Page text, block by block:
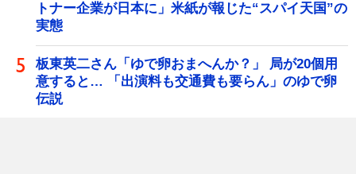
トナー企業が日本に」米紙が報じた“スパイ天国”の
実態
板東英二さん「ゆで卵おまへんか？」 局が20個用
意すると… 「出演料も交通費も要らん」のゆで卵
伝説